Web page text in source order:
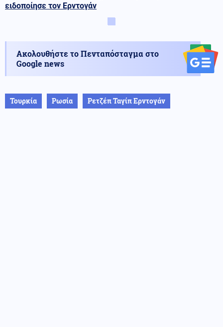
ειδοποίησε τον Ερντογάν
Ακολουθήστε το Πενταπόσταγμα στο
Google news
Τουρκία Ρωσία Ρετζέπ Ταγίπ Ερντογάν